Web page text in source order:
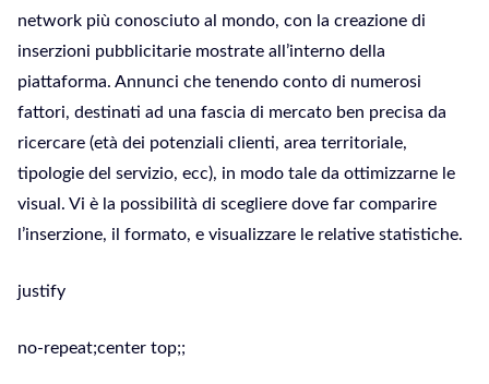
network più conosciuto al mondo, con la creazione di
inserzioni pubblicitarie mostrate all’interno della
piattaforma. Annunci che tenendo conto di numerosi
fattori, destinati ad una fascia di mercato ben precisa da
ricercare (età dei potenziali clienti, area territoriale,
tipologie del servizio, ecc), in modo tale da ottimizzarne le
visual. Vi è la possibilità di scegliere dove far comparire
l’inserzione, il formato, e visualizzare le relative statistiche.
justify
no-repeat;center top;;